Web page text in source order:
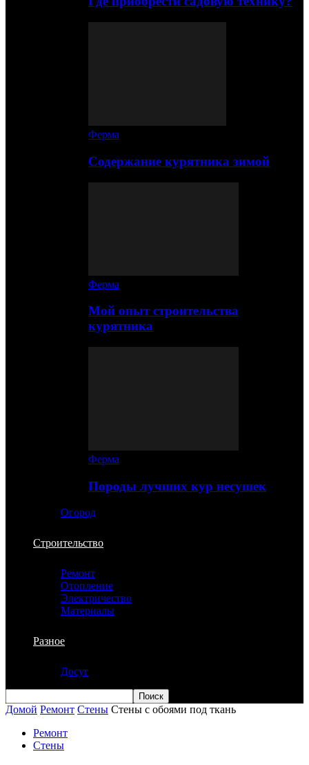
Ферма
Содержание курятника зимой
Ферма
Мой опыт строительства
курятника
Ферма
Породы лучших кур несушек
Огород
Строительство
Ремонт
Отопление
Электричество
Материалы
Разное
Досуг
Домой Ремонт Стены Стены с обоями под ткань
Ремонт
Стены